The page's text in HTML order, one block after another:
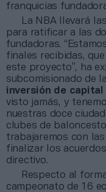
franquicias
La NBA llevará
para ratificar a las
fundadoras.
finales recibidas,
este proyecto”, ha
subcomisionado de
inversión de capital
visto jamás, y
nuestras doce
clubes de
trabajaremos con
finalizar los
directivo.
Respecto al
campeonato de 16